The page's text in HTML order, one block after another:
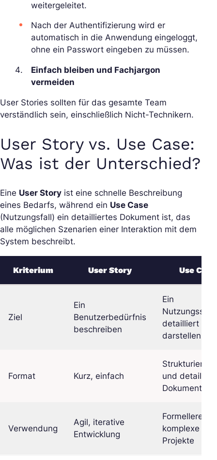
weitergeleitet.
Nach der Authentifizierung wird er
automatisch in die Anwendung eingeloggt,
ohne ein Passwort eingeben zu müssen.
Einfach bleiben und Fachjargon
vermeiden
User Stories sollten für das gesamte Team
verständlich sein, einschließlich Nicht-Technikern.
User Story vs. Use Case:
Was ist der Unterschied?
Eine User Story ist eine schnelle Beschreibung
eines Bedarfs, während ein Use Case
(Nutzungsfall) ein detailliertes Dokument ist, das
alle möglichen Szenarien einer Interaktion mit dem
System beschreibt.
Kriterium User Story Use Case
Ziel
Ein
Benutzerbedürfnis
beschreiben
Ein
detailliert
darstellen
Format Kurz, einfach
Strukturiertes
und
Dokument
Verwendung
Agil, iterative
Entwicklung
Formellere
komplexe
Projekte